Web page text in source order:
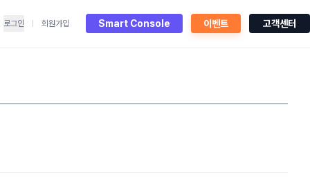
로그인 회원가입 Smart Console 이벤트 고객센터